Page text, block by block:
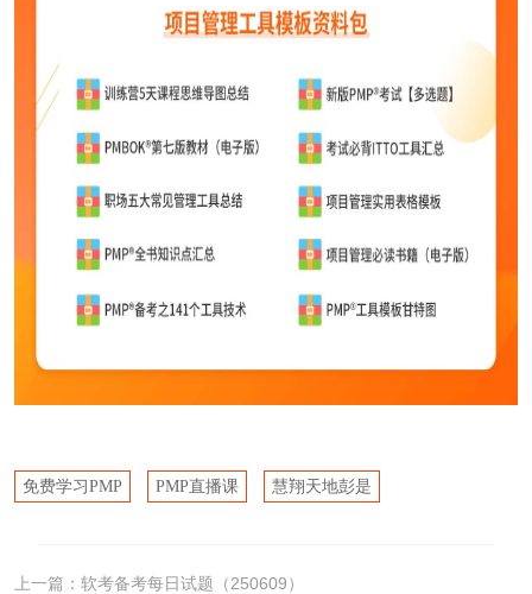
免费学习PMP PMP直播课 慧翔天地彭是
上一篇： 软考备考每日试题（250609）